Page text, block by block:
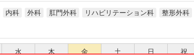
内科 外科 肛門外科 リハビリテーション科 整形外科
水 木 金 土 日 祝